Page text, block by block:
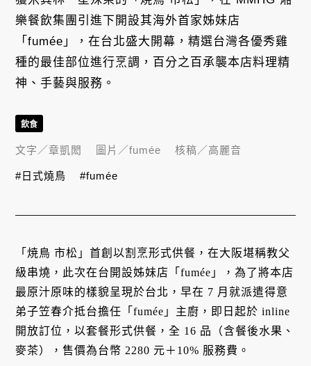
樂餐飲集團引進下開設其海外首家姊妹店
「fumée」，在台北盛大開幕，精選台灣各優秀雞
種的最佳部位進行烹調，百分之百承襲本店料理精
神、手藝與服務。
「焼鳥 市松」首創以割烹形式供餐，在大阪堪稱教父
級串燒，此次在台開設姊妹店「fumée」，為了將本店
最原汁原味的樣貌呈現於台北，早在 7 月就派遣得意
弟子笠春介抵台擔任「fumée」主廚，即日起於 inline
開放訂位，以套餐形式供餐，全 16 品（含餐後水果、
麥茶），售價為台幣 2280 元＋10% 服務費。
飲食
文字／章凱閎 圖片／fumée 核稿／高麗音
#日式燒鳥 #fumée